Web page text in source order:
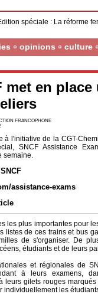
spéciale : La réforme
opinions culture
met en
FRANCOPHONE
à l'initiative de la CGT-
SNCF Assistance
semaine.
assistance-exams
les plus importantes pour
listes de ces trains et bus
de s'organiser. De
étudiants et de leurs
et régionales de
à leurs examens,
leurs gilets rouges
individuellement les